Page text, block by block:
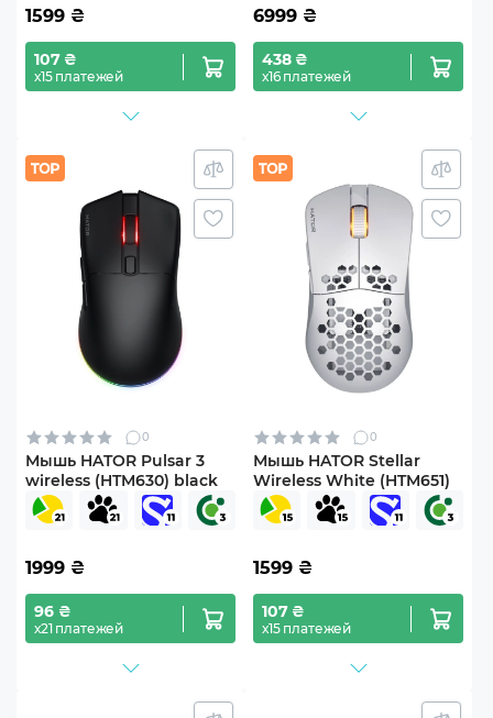
1599 ₴
107 ₴
х15 платежей
6999 ₴
438 ₴
х16 платежей
0
Мышь HATOR Pulsar 3
wireless (HTM630) black
1999 ₴
96 ₴
х21 платежей
0
Мышь HATOR Stellar
Wireless White (HTM651)
1599 ₴
107 ₴
х15 платежей